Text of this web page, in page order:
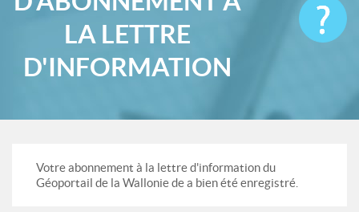
LA LETTRE
D'INFORMATION
Votre abonnement à la lettre d'information du
Géoportail de la Wallonie de a bien été enregistré.